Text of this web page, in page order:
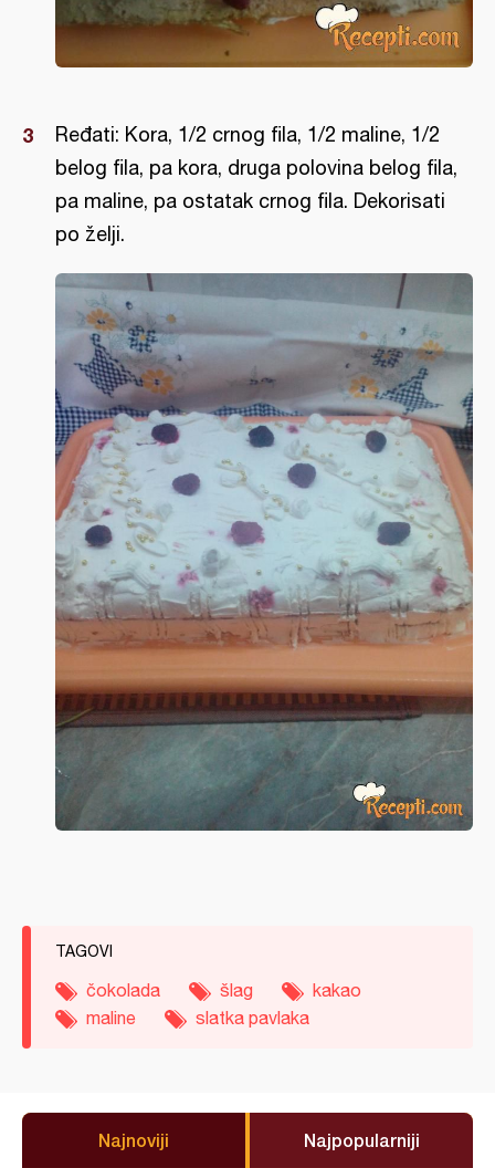
Ređati: Kora, 1/2 crnog fila, 1/2 maline, 1/2
belog fila, pa kora, druga polovina belog fila,
pa maline, pa ostatak crnog fila. Dekorisati
po želji.
TAGOVI
čokolada šlag
kakao
maline
slatka pavlaka
Najnoviji Najpopularniji